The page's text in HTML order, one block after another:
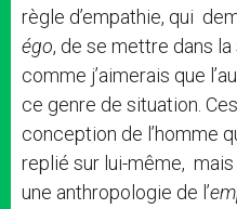
règle d’empathie, qui
égo, de se mettre dans la
comme j’aimerais que
ce genre de situation.
conception de l’homme
replié sur lui-même, mais
une anthropologie de l’